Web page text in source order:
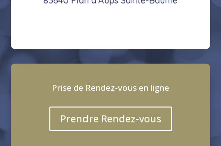
Prise de Rendez-vous en ligne
Prendre Rendez-vous